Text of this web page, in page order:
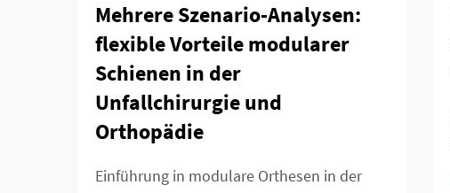
Mehrere Szenario-Analysen:
flexible Vorteile modularer
Schienen in der
Unfallchirurgie und
Orthopädie
Einführung in modulare Orthesen in der